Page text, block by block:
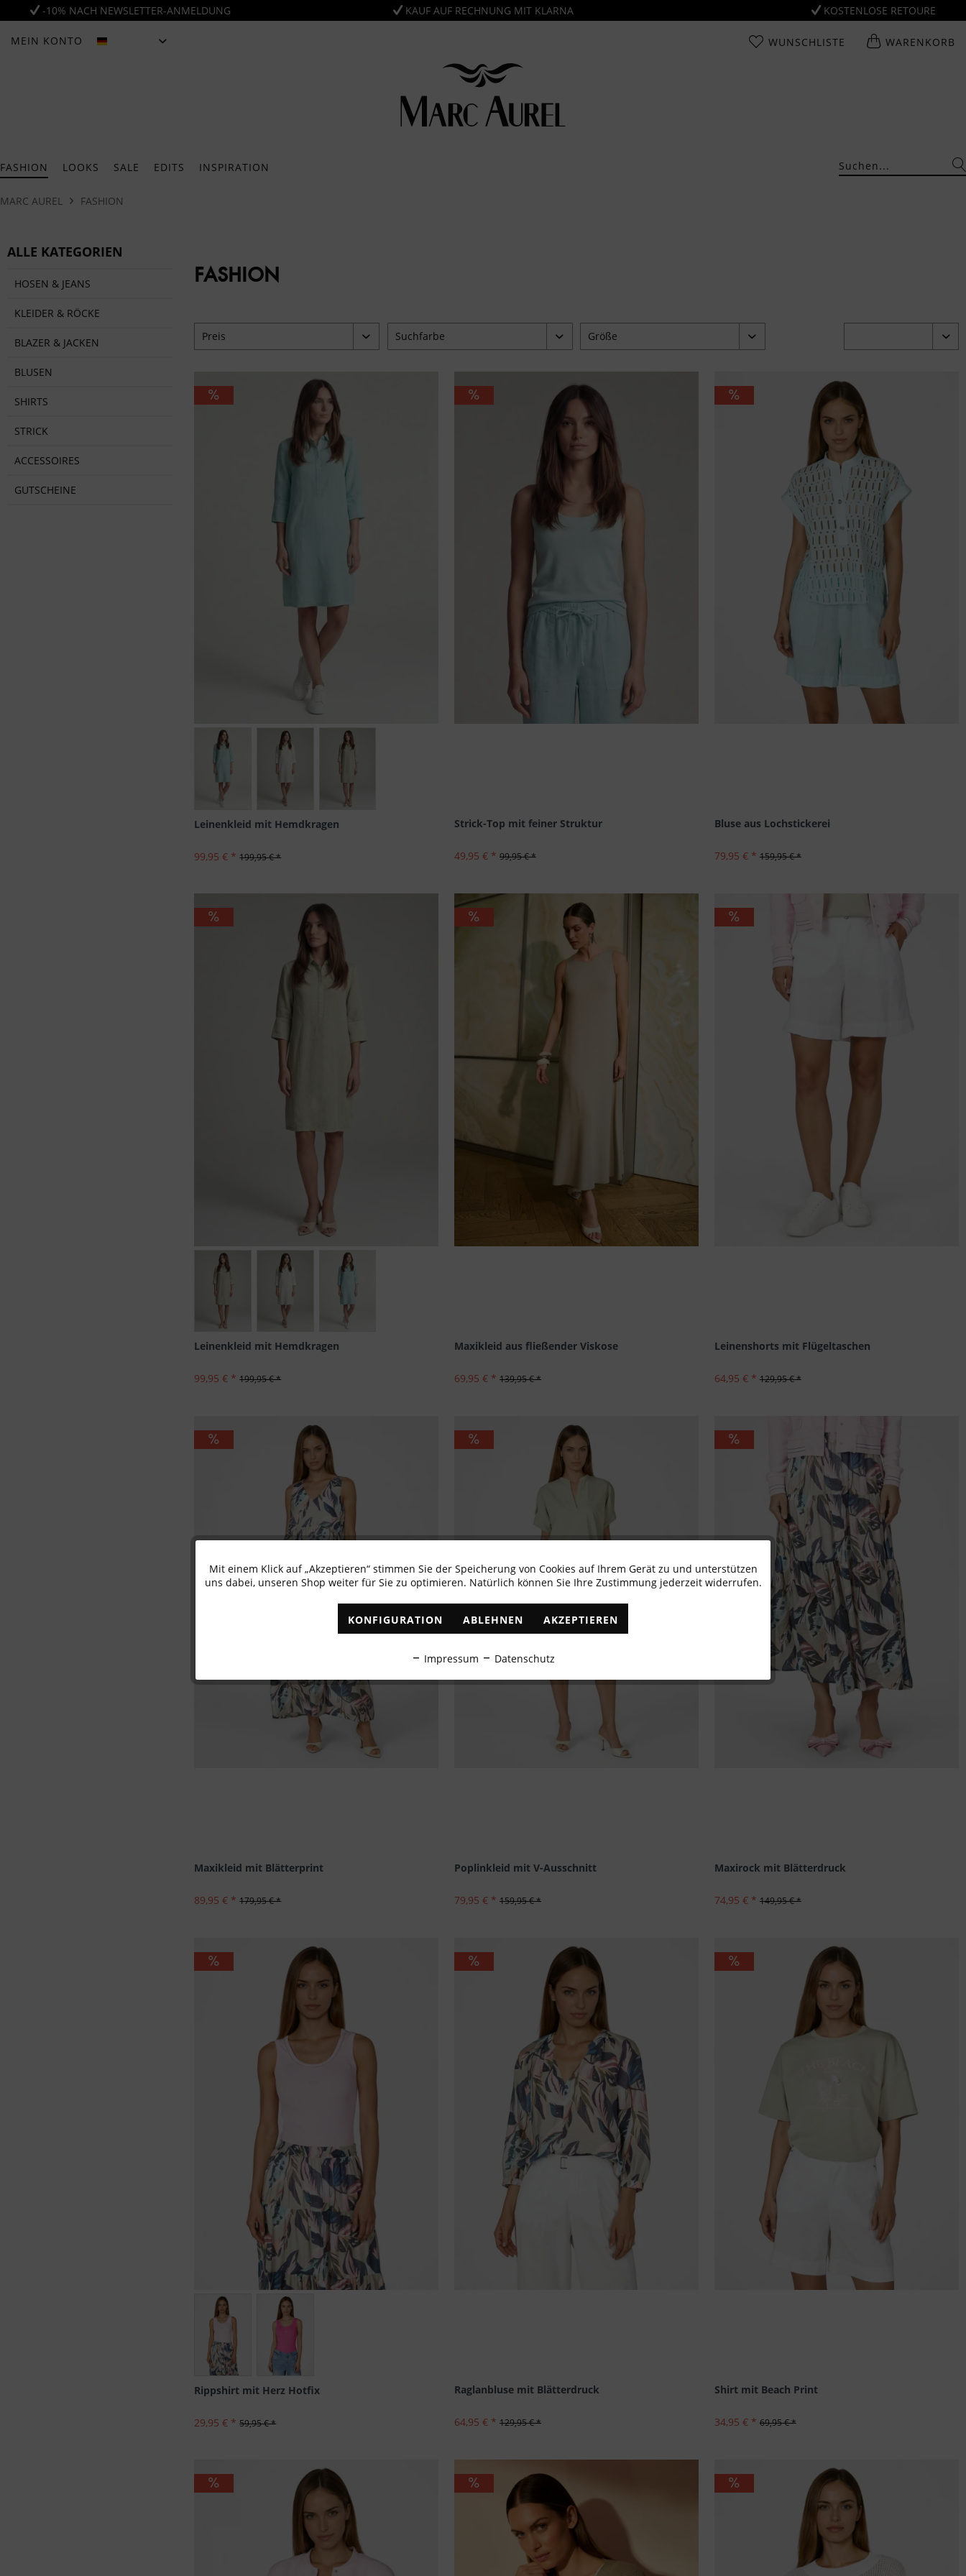
-10% NACH NEWSLETTER-ANMELDUNG KAUF AUF RECHNUNG MIT KLARNA KOSTENLOSE RETOURE
MEIN KONTO WUNSCHLISTE WARENKORB
FASHION LOOKS SALE EDITS INSPIRATION
MARC AUREL FASHION
ALLE KATEGORIEN
HOSEN & JEANS
KLEIDER & RÖCKE
BLAZER & JACKEN
BLUSEN
SHIRTS
STRICK
ACCESSOIRES
GUTSCHEINE
FASHION
Preis
von bis139,95 €
Suchfarbe Größe
40
46
Größen: 42
Leinenkleid mit Hemdkragen
99,95 € * 199,95 € *
Strick-Top mit feiner Struktur
49,95 € * 99,95 € *
Bluse aus Lochstickerei
79,95 € * 159,95 € *
Größen: 36, 38, 40, 42, 44, 46
Leinenkleid mit Hemdkragen
99,95 € * 199,95 € *
Maxikleid aus fließender Viskose
69,95 € * 139,95 € *
Leinenshorts mit Flügeltaschen
64,95 € * 129,95 € *
Maxikleid mit Blätterprint
89,95 € * 179,95 € *
Poplinkleid mit V-Ausschnitt
79,95 € * 159,95 € *
Maxirock mit Blätterdruck
74,95 € * 149,95 € *
Größen: 34
Rippshirt mit Herz Hotfix
29,95 € * 59,95 € *
Raglanbluse mit Blätterdruck
64,95 € * 129,95 € *
Shirt mit Beach Print
34,95 € * 69,95 € *
Funktionale Aktiv
Personalisierung
Mit einem Klick auf „Akzeptieren“ stimmen Sie der Speicherung von Cookies auf Ihrem Gerät zu und unterstützen
uns dabei, unseren Shop weiter für Sie zu optimieren. Natürlich können Sie Ihre Zustimmung jederzeit widerrufen.
KONFIGURATION ABLEHNEN AKZEPTIEREN
Impressum Datenschutz